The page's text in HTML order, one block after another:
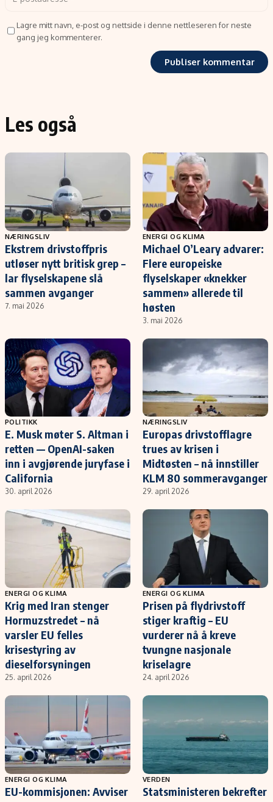
Lagre mitt navn, e-post og nettside i denne nettleseren for neste
gang jeg kommenterer.
Les også
NÆRINGSLIV
Ekstrem drivstoffpris
utløser nytt britisk grep –
lar flyselskapene slå
sammen avganger
7. mai 2026
ENERGI OG KLIMA
Michael O’Leary advarer:
Flere europeiske
flyselskaper «knekker
sammen» allerede til
høsten
3. mai 2026
POLITIKK
E. Musk møter S. Altman i
retten — OpenAI-saken
inn i avgjørende juryfase i
California
30. april 2026
NÆRINGSLIV
Europas drivstofflagre
trues av krisen i
Midtøsten – nå innstiller
KLM 80 sommeravganger
29. april 2026
ENERGI OG KLIMA
Krig med Iran stenger
Hormuzstredet – nå
varsler EU felles
krisestyring av
dieselforsyningen
25. april 2026
ENERGI OG KLIMA
Prisen på flydrivstoff
stiger kraftig – EU
vurderer nå å kreve
tvungne nasjonale
kriselagre
24. april 2026
ENERGI OG KLIMA
EU-kommisjonen: Avviser
VERDEN
Statsministeren bekrefter